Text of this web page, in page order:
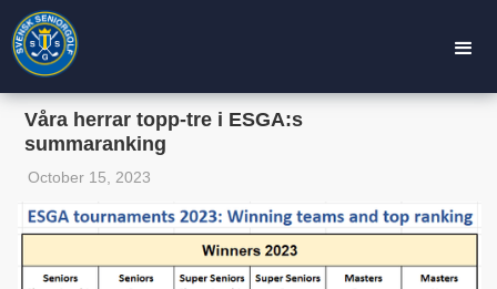
Våra herrar topp-tre i ESGA:s
summaranking
October 15, 2023